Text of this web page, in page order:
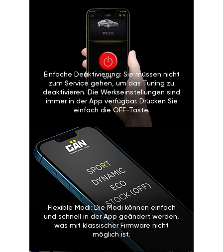
Einfache Deaktivierung: Sie müssen nicht
zum Service gehen, um das Tuning zu
deaktivieren. Die Werkseinstellungen sind
immer in der App verfügbar. Drücken Sie
einfach die OFF-Taste.
Flexible Modi: Die Modi können einfach
und schnell in der App geändert werden,
was mit klassischer Firmware nicht
möglich ist.